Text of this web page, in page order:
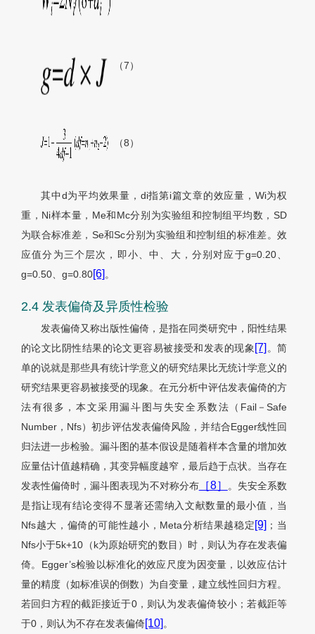
（7）
（8）
其中d为平均效果量，di指第i篇文章的效应量，Wi为权
重，Ni样本量，Me和Mc分别为实验组和控制组平均数，SD
为联合标准差，Se和Sc分别为实验组和控制组的标准差。效
应值分为三个层次，即小、中、大，分别对应于g=0.20、
g=0.50、g=0.80[6]。
2.4 发表偏倚及异质性检验
发表偏倚又称出版性偏倚，是指在同类研究中，阳性结果
的论文比阴性结果的论文更容易被接受和发表的现象[7] 。简
单的说就是那些具有统计学意义的研究结果比无统计学意义的
研究结果更容易被接受的现象。在元分析中评估发表偏倚的方
法有很多，本文采用漏斗图与失安全系数法（Fail－Safe
Number，Nfs）初步评估发表偏倚风险，并结合Egger线性回
归法进一步检验。漏斗图的基本假设是随着样本含量的增加效
应量估计值越精确，其变异幅度越窄，最后趋于点状。当存在
发表性偏倚时，漏斗图表现为不对称分布［8］
。失安全系数
是指让现有结论变得不显著还需纳入文献数量的最小值，当
Nfs越大，偏倚的可能性越小，Meta分析结果越稳定[9] ；当
Nfs小于5k+10（k为原始研究的数目）时，则认为存在发表偏
倚。Egger’s检验以标准化的效应尺度为因变量，以效应估计
量的精度（如标准误的倒数）为自变量，建立线性回归方程。
若回归方程的截距接近于0，则认为发表偏倚较小；若截距等
于0，则认为不存在发表偏倚[10]。